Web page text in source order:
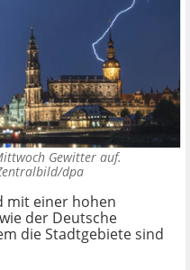
Gewitter auf.
dpa
mit einer hohen
der Deutsche
die Stadtgebiete sind